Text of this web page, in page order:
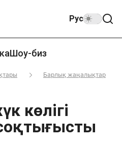
Рус
Шоу-биз
Барлық жаңалықтар
көлігі